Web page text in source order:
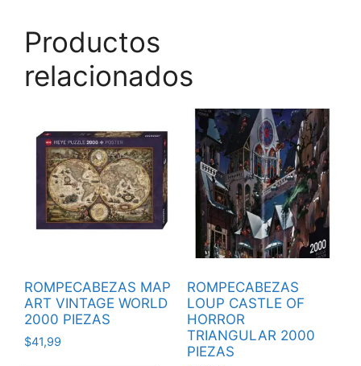
Productos
relacionados
ROMPECABEZAS MAP
ART VINTAGE WORLD
2000 PIEZAS
$41,99
ROMPECABEZAS
LOUP CASTLE OF
HORROR
TRIANGULAR 2000
PIEZAS